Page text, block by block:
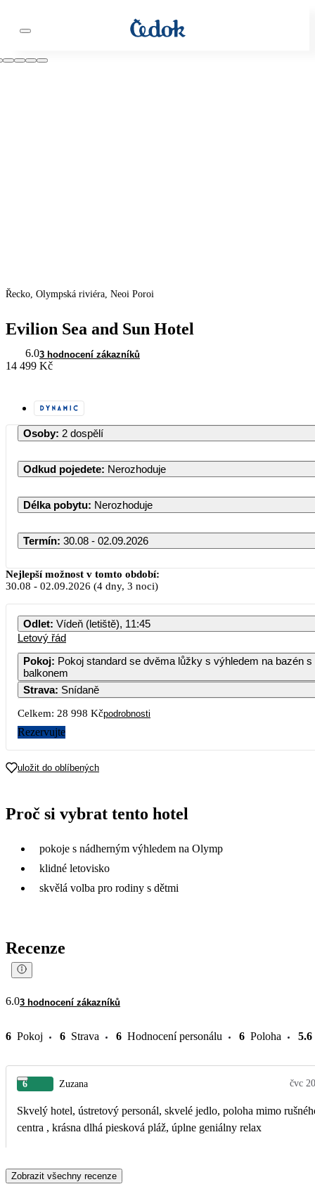
Řecko, Olympská riviéra, Neoi Poroi
Evilion Sea and Sun Hotel
6.03 hodnocení zákazníků
14 499 Kč
Osoby: 2 dospělí
Odkud pojedete: Nerozhoduje
Délka pobytu: Nerozhoduje
Termín: 30.08 - 02.09.2026
Srpen 2026
PO ÚT ST ČT PÁ SO NE
3 4 5 6 7 8 9
10 11 12
17
26 479
18 19 20 21 22 23
Nejlepší možnost v tomto období:
30.08 - 02.09.2026 (4 dny, 3 noci)
Odlet: Vídeň (letiště), 11:45
Letový řád
Pokoj: Pokoj standard se dvěma lůžky s výhledem na bazén s
balkonem
Strava: Snídaně
Celkem: 28 998 Kčpodrobnosti
Rezervujte
uložit do oblíbených
Proč si vybrat tento hotel
pokoje s nádherným výhledem na Olymp
klidné letovisko
skvělá volba pro rodiny s dětmi
Recenze
6.03 hodnocení zákazníků
6 Pokoj 6 Strava 6 Hodnocení personálu 6 Poloha 5.6
6 Zuzana čvc
Skvelý hotel, ústretový personál, skvelé jedlo, poloha mimo
centra , krásna dlhá piesková pláž, úplne geniálny relax
Zobrazit všechny recenze